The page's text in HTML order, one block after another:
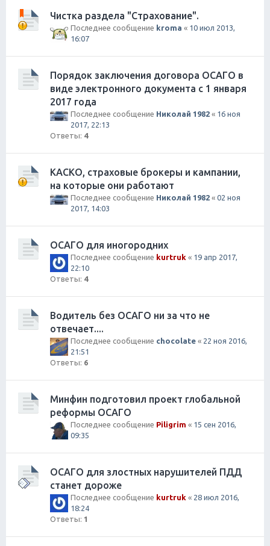
Чистка раздела "Страхование".
Последнее сообщение kroma « 10 июл 2013,
16:07
Порядок заключения договора ОСАГО в
виде электронного документа с 1 января
2017 года
Последнее сообщение Николай 1982 « 16 ноя
2017, 22:13
Ответы: 4
КАСКО, страховые брокеры и кампании,
на которые они работают
Последнее сообщение Николай 1982 « 02 ноя
2017, 14:03
ОСАГО для иногородних
Последнее сообщение kurtruk « 19 апр 2017,
22:10
Ответы: 4
Водитель без ОСАГО ни за что не
отвечает....
Последнее сообщение chocolate « 22 ноя 2016,
21:51
Ответы: 6
Минфин подготовил проект глобальной
реформы ОСАГО
Последнее сообщение Piligrim « 15 сен 2016,
09:35
ОСАГО для злостных нарушителей ПДД
станет дороже
Последнее сообщение kurtruk « 28 июл 2016,
18:24
Ответы: 1